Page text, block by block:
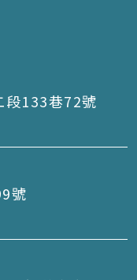
段133巷72號
號